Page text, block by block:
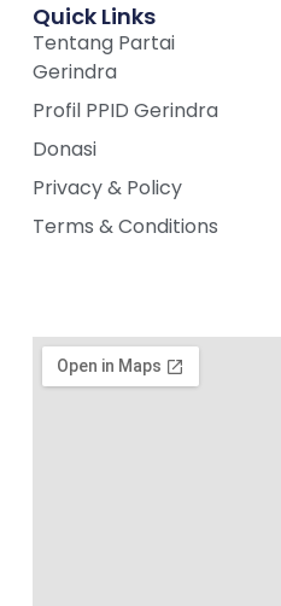
Quick Links
Tentang Partai
Gerindra
Profil PPID Gerindra
Donasi
Privacy & Policy
Terms & Conditions